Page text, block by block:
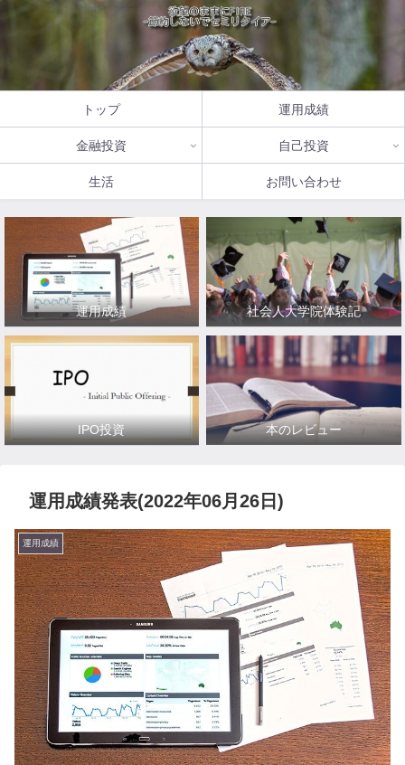
トップ 運用成績
金融投資 自己投資
生活 お問い合わせ
運用成績 社会人大学院体験記
IPO投資 本のレビュー
運用成績発表(2022年06月26日)
運用成績